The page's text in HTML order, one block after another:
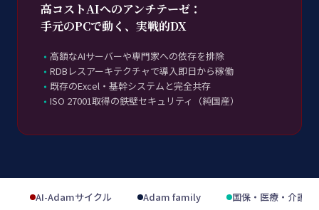
高コストAIへのアンチテーゼ：
手元のPCで動く、実戦的DX
高額なAIサーバーや専門家への依存を排除
RDBレスアーキテクチャで導入即日から稼働
既存のExcel・基幹システムと完全共存
ISO 27001取得の鉄壁セキュリティ（純国産）
AI-Adamサイクル Adam family 国保・医療・介護